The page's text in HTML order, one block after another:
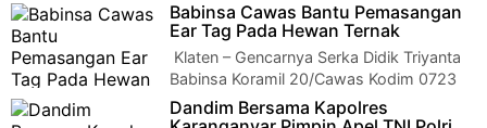
Babinsa Cawas Bantu Pemasangan
Ear Tag Pada Hewan Ternak
Klaten – Gencarnya Serka Didik Triyanta
Babinsa Koramil 20/Cawas Kodim 0723
Klaten membantu petugas pasang ear tag pada…
Dandim Bersama Kapolres